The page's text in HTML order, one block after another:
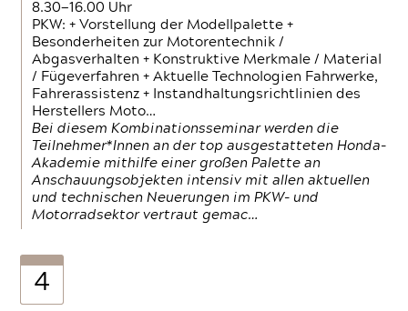
8.30—16.00 Uhr
PKW: + Vorstellung der Modellpalette +
Besonderheiten zur Motorentechnik /
Abgasverhalten + Konstruktive Merkmale / Material
/ Fügeverfahren + Aktuelle Technologien Fahrwerke,
Fahrerassistenz + Instandhaltungsrichtlinien des
Herstellers Moto…
Bei diesem Kombinationsseminar werden die
Teilnehmer*Innen an der top ausgestatteten Honda-
Akademie mithilfe einer großen Palette an
Anschauungsobjekten intensiv mit allen aktuellen
und technischen Neuerungen im PKW- und
Motorradsektor vertraut gemac…
4